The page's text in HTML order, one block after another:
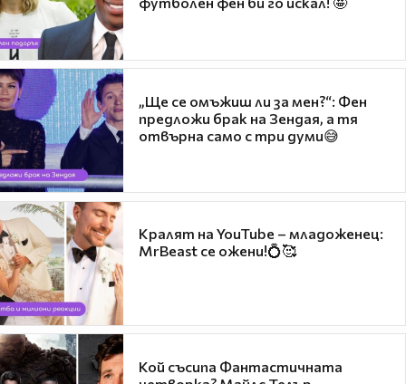
„Ще се омъжиш ли за мен?“: Фен
предложи брак на Зендая, а тя
отвърна само с три думи😅
Кралят на YouTube – младоженец:
MrBeast се ожени!💍🥰
Кой съсипа Фантастичната